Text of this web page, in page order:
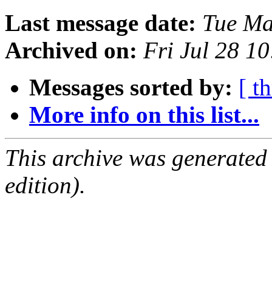
Last message date: Tue
Archived on: Fri Jul 28
Messages sorted by: [
More info on this list...
This archive was
edition).